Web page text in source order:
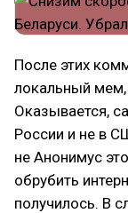
После этих
локальный мем,
Оказывается,
России и не в
не Aнонимус
обрубить
получилось. В